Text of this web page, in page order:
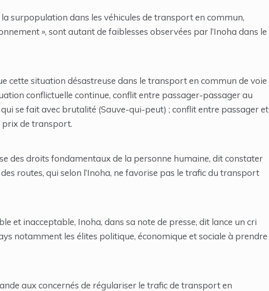
surpopulation dans les véhicules de transport en commun,
», sont autant de faiblesses observées par l’Inoha dans le
cette situation désastreuse dans le transport en commun de voie
conflictuelle continue, conflit entre passager-passager au
se fait avec brutalité (Sauve-qui-peut) ; conflit entre passager et
prix de transport.
des droits fondamentaux de la personne humaine, dit constater
routes, qui selon l’Inoha, ne favorise pas le trafic du transport
et inacceptable, Inoha, dans sa note de presse, dit lance un cri
notamment les élites politique, économique et sociale à prendre
aux concernés de régulariser le trafic de transport en